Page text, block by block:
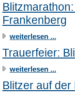
Frankenberg
weiterlesen ...
Trauerfeier:
weiterlesen ...
Blitzer auf